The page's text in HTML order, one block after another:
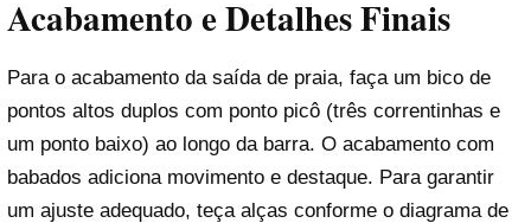
Acabamento e Detalhes Finais
Para o acabamento da saída de praia, faça um bico de
pontos altos duplos com ponto picô (três correntinhas e
um ponto baixo) ao longo da barra. O acabamento com
babados adiciona movimento e destaque. Para garantir
um ajuste adequado, teça alças conforme o diagrama de